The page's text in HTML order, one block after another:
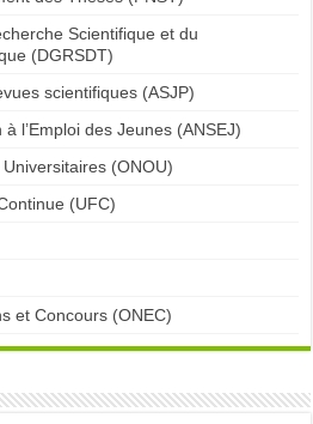
Scientifique et du
(DGRSDT)
scientifiques (ASJP)
l’Emploi des Jeunes (ANSEJ)
(ONOU)
(UFC)
et Concours (ONEC)